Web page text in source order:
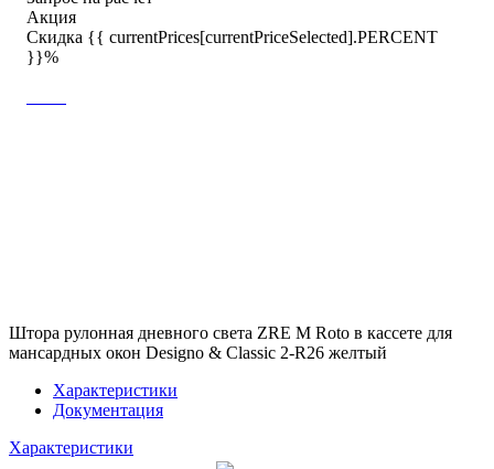
Акция
Скидка {{ currentPrices[currentPriceSelected].PERCENT
}}%
Штора рулонная дневного света ZRE M Roto в кассете для
мансардных окон Designo & Classic 2-R26 желтый
Характеристики
Документация
Характеристики